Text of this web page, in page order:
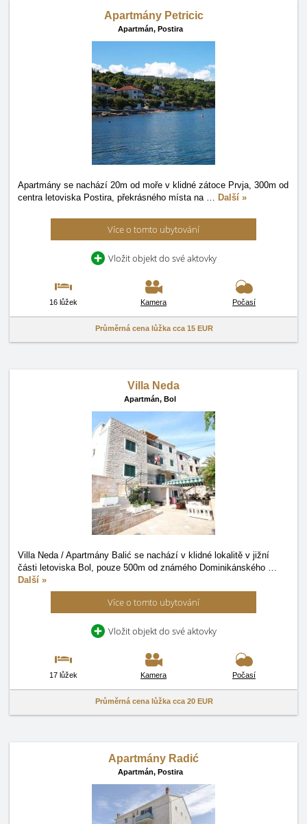
Apartmány Petricic
Apartmán, Postira
Apartmány se nachází 20m od moře v klidné zátoce Prvja, 300m od
centra letoviska Postira, překrásného místa na … Další »
Více o tomto ubytování
Vložit objekt do své aktovky
16 lůžek Kamera Počasí
Průměrná cena lůžka cca 15 EUR
Villa Neda
Apartmán, Bol
Villa Neda / Apartmány Balić se nachází v klidné lokalitě v jižní
části letoviska Bol, pouze 500m od známého Dominikánského …
Další »
Více o tomto ubytování
Vložit objekt do své aktovky
17 lůžek Kamera Počasí
Průměrná cena lůžka cca 20 EUR
Apartmány Radić
Apartmán, Postira